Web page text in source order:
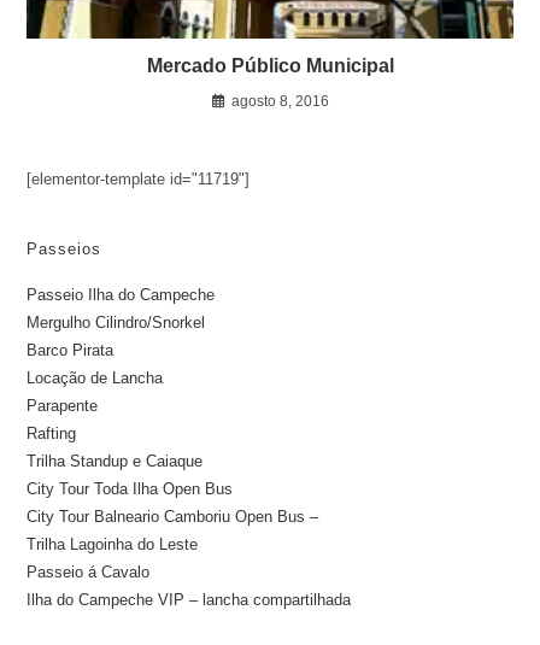
Mercado Público Municipal
agosto 8, 2016
[elementor-template id="11719"]
Passeios
Passeio Ilha do Campeche
Mergulho Cilindro/Snorkel
Barco Pirata
Locação de Lancha
Parapente
Rafting
Trilha Standup e Caiaque
City Tour Toda Ilha Open Bus
City Tour Balneario Camboriu Open Bus –
Trilha Lagoinha do Leste
Passeio á Cavalo
Ilha do Campeche VIP – lancha compartilhada